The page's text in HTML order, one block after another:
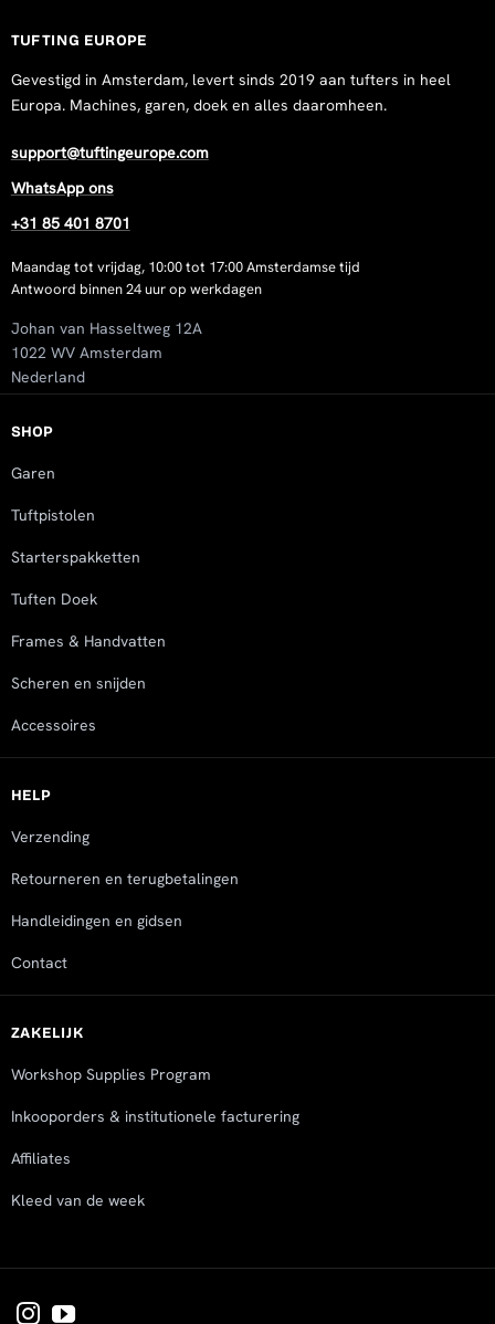
SHOP
Garen
Tuftpistolen
Starterspakketten
Tuften Doek
Frames & Handvatten
Scheren en snijden
Accessoires
HELP
Verzending
Retourneren en terugbetalingen
Handleidingen en gidsen
Contact
ZAKELIJK
Workshop Supplies Program
Inkooporders & institutionele facturering
Affiliates
Kleed van de week
TUFTING EUROPE
Gevestigd in Amsterdam, levert sinds 2019 aan tufters in heel
Europa. Machines, garen, doek en alles daaromheen.
support@tuftingeurope.com
WhatsApp ons
+31 85 401 8701
Maandag tot vrijdag, 10:00 tot 17:00 Amsterdamse tijd
Antwoord binnen 24 uur op werkdagen
Johan van Hasseltweg 12A
1022 WV Amsterdam
Nederland